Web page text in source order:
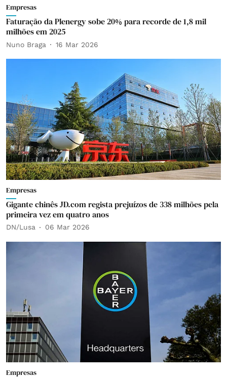
Empresas
Faturação da Plenergy sobe 20% para recorde de 1,8 mil
milhões em 2025
Nuno Braga 16 Mar 2026
Empresas
Gigante chinês JD.com regista prejuízos de 338 milhões pela
primeira vez em quatro anos
DN/Lusa 06 Mar 2026
Empresas